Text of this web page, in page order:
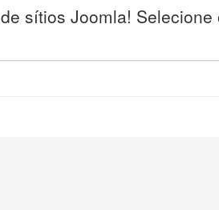
sítios Joomla!